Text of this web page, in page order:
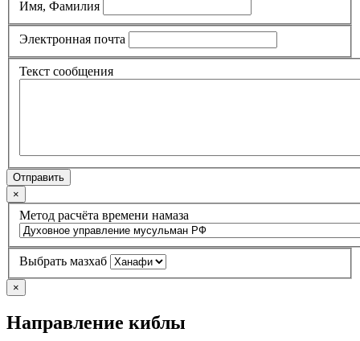
Имя, Фамилия
Электронная почта
Текст сообщения
Отправить
×
Метод расчёта времени намаза
Выбрать мазхаб
×
Направление киблы